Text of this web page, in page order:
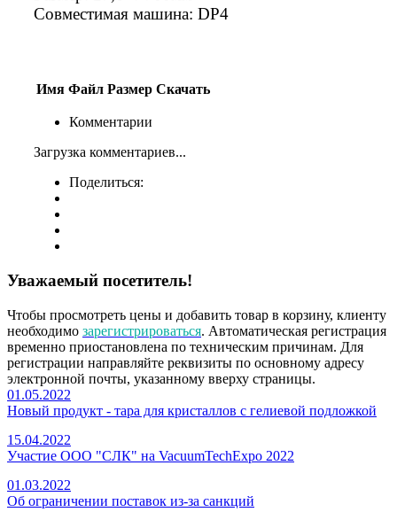
Совместимая машина: DP4
Имя Файл Размер Скачать
Комментарии
Загрузка комментариев...
Поделиться:
Уважаемый посетитель!
Чтобы просмотреть цены и добавить товар в корзину, клиенту
необходимо зарегистрироваться. Автоматическая регистрация
временно приостановлена по техническим причинам. Для
регистрации направляйте реквизиты по основному адресу
электронной почты, указанному вверху страницы.
01.05.2022
Новый продукт - тара для кристаллов с гелиевой подложкой
15.04.2022
Участие ООО "СЛК" на VacuumTechExpo 2022
01.03.2022
Об ограничении поставок из-за санкций